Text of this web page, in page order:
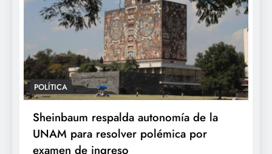
POLÍTICA
Sheinbaum respalda autonomía de la
UNAM para resolver polémica por
examen de ingreso